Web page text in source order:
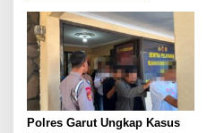
Polres Garut Ungkap Kasus